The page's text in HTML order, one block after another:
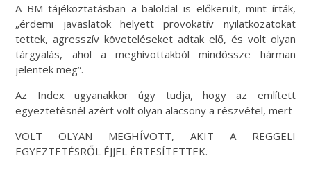
A BM tájékoztatásban a baloldal is előkerült, mint írták,
„érdemi javaslatok helyett provokatív nyilatkozatokat
tettek, agresszív követeléseket adtak elő, és volt olyan
tárgyalás, ahol a meghívottakból mindössze hárman
jelentek meg”.
Az Index ugyanakkor úgy tudja, hogy az említett
egyeztetésnél azért volt olyan alacsony a részvétel, mert
VOLT OLYAN MEGHÍVOTT, AKIT A REGGELI
EGYEZTETÉSRŐL ÉJJEL ÉRTESÍTETTEK.